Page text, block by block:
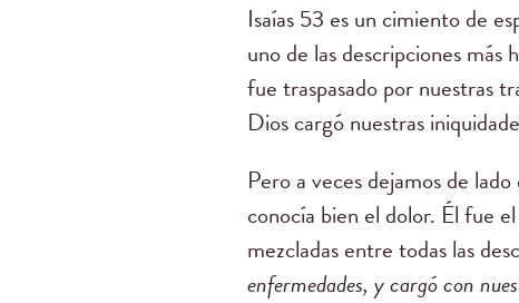
Isaías 53 es un cimiento de
uno de las descripciones
fue traspasado por nuestras
Dios cargó nuestras
Pero a veces dejamos de
conocía bien el dolor. Él fue
mezcladas entre todas las
enfermedades, y cargó con